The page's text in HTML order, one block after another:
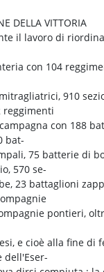
DELLA VITTORIA
il lavoro di
con 104
910
reggimenti
con 188
bat-
75 batterie di
570 se-
23 battaglioni
pontieri,
e cioè alla fine di
dell'Eser-